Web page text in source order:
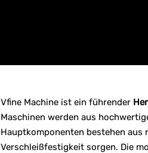
Vfine Machine ist ein führender
Maschinen werden aus
Hauptkomponenten bestehen
Verschleißfestigkeit sorgen. Die